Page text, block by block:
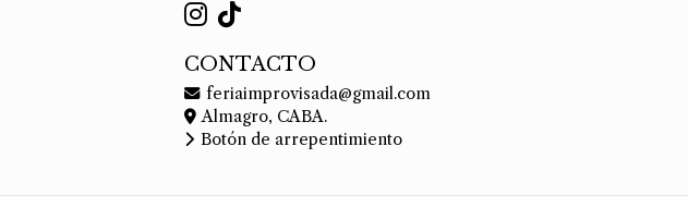
CONTACTO
feriaimprovisada@gmail.com
Almagro, CABA.
Botón de arrepentimiento